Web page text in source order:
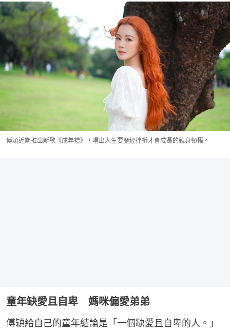
傅穎近期推出新歌《成年禮》，唱出人生要歷經挫折才會成長的親身領悟。
童年缺愛且自卑 媽咪偏愛弟弟
傅穎給自己的童年結論是「一個缺愛且自卑的人。」